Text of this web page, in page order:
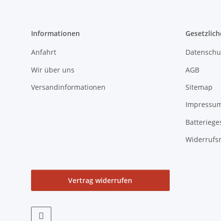
Informationen
Anfahrt
Wir über uns
Versandinformationen
AGB
Sitemap
Vertrag widerrufen